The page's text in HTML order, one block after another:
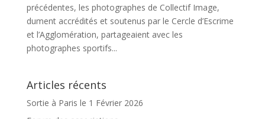
précédentes, les photographes de Collectif Image,
dument accrédités et soutenus par le Cercle d’Escrime
et l’Agglomération, partageaient avec les
photographes sportifs...
Articles récents
Sortie à Paris le 1 Février 2026